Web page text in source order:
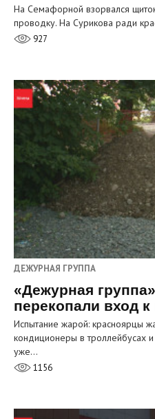
На Семафорной взорвался
проводку. На Сурикова ради
927
ДЕЖУРНАЯ ГРУППА
«Дежурная
перекопали вход
Испытание жарой: красноярцы
кондиционеры в троллейбусах
уже…
1156